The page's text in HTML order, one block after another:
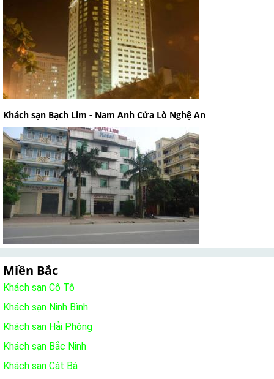
Khách sạn Bạch Lim - Nam Anh Cửa Lò Nghệ An
Miền Bắc
Khách sạn Cô Tô
Khách sạn Ninh Bình
Khách sạn Hải Phòng
Khách sạn Bắc Ninh
Khách sạn Cát Bà